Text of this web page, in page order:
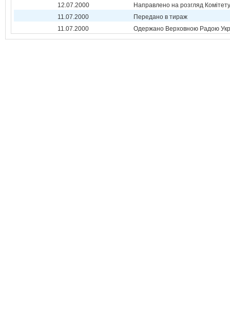
12.07.2000
Направлено на розгляд Комітету
11.07.2000
Передано в тираж
11.07.2000
Одержано Верховною Радою